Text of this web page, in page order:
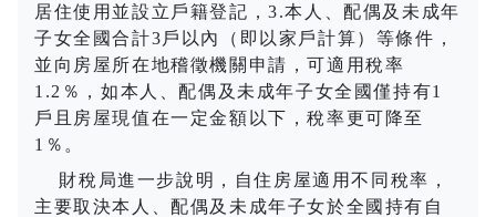
居住使用並設立戶籍登記，3.本人、配偶及未成年
子女全國合計3戶以內（即以家戶計算）等條件，
並向房屋所在地稽徵機關申請，可適用稅率
1.2 ％，如本人、配偶及未成年子女全國僅持有1
戶且房屋現值在一定金額以下，稅率更可降至
1 ％。
財稅局進一步說明，自住房屋適用不同稅率，
主要取決本人、配偶及未成年子女於全國持有自